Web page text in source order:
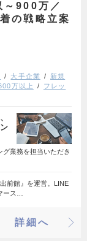
～900万／
の戦略立案
大手企業
新規
万以上
フレッ
グ業務を担当いただき
前館』を運営。LINE
ース…
詳細へ